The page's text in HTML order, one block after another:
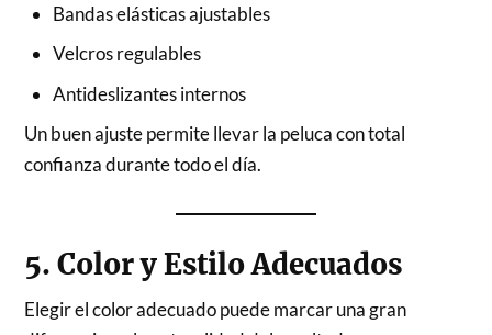
Bandas elásticas ajustables
Velcros regulables
Antideslizantes internos
Un buen ajuste permite llevar la peluca con total
confianza durante todo el día.
5. Color y Estilo Adecuados
Elegir el color adecuado puede marcar una gran